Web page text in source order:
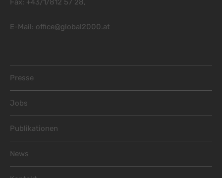
Fax: +43/1/812 57 28,
E-Mail: office@global2000.at
Presse
Jobs
Publikationen
News